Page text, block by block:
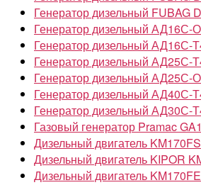
Генератор дизельный FUBAG
Генератор дизельный
Генератор дизельный
Генератор дизельный
Генератор дизельный
Генератор дизельный АД40С-
Генератор дизельный
Газовый генератор Pramac
Дизельный двигатель KM170FS
Дизельный двигатель KIPOR
Дизельный двигатель KM170FE